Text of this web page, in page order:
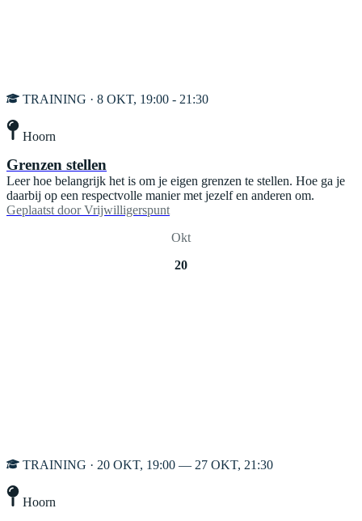
TRAINING · 8 OKT, 19:00 - 21:30
Hoorn
Grenzen stellen
Leer hoe belangrijk het is om je eigen grenzen te stellen. Hoe ga je
daarbij op een respectvolle manier met jezelf en anderen om.
Geplaatst door Vrijwilligerspunt
Okt
20
TRAINING · 20 OKT, 19:00 — 27 OKT, 21:30
Hoorn